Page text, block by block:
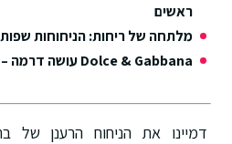
ראשים
מלתחה של ריחות: הניחוחות
Dolce & Gabbana עושה דרמה – ואנחנו כאן בשביל הריח
דמיינו את הניחוח הרענן של